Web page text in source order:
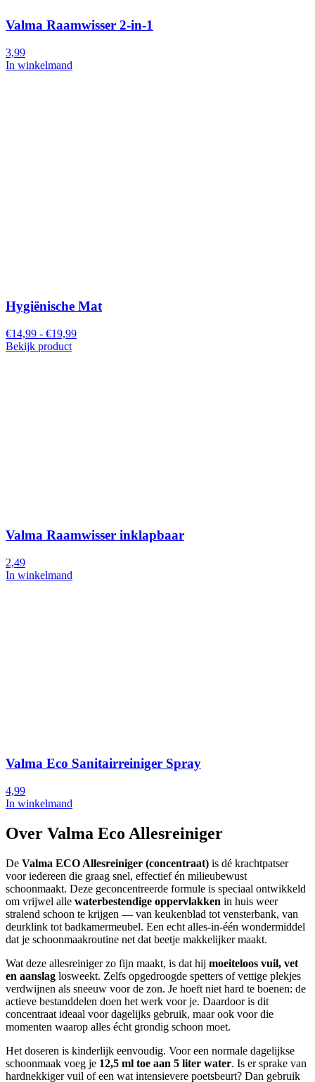
Valma Raamwisser 2-in-1
3,99
In winkelmand
Hygiënische Mat
€14,99 - €19,99
Bekijk product
Valma Raamwisser inklapbaar
2,49
In winkelmand
Valma Eco Sanitairreiniger Spray
4,99
In winkelmand
Over Valma Eco Allesreiniger
De Valma ECO Allesreiniger (concentraat) is dé krachtpatser
voor iedereen die graag snel, effectief én milieubewust
schoonmaakt. Deze geconcentreerde formule is speciaal ontwikkeld
om vrijwel alle waterbestendige oppervlakken in huis weer
stralend schoon te krijgen — van keukenblad tot vensterbank, van
deurklink tot badkamermeubel. Een echt alles-in-één wondermiddel
dat je schoonmaakroutine net dat beetje makkelijker maakt.
Wat deze allesreiniger zo fijn maakt, is dat hij moeiteloos vuil, vet
en aanslag losweekt. Zelfs opgedroogde spetters of vettige plekjes
verdwijnen als sneeuw voor de zon. Je hoeft niet hard te boenen: de
actieve bestanddelen doen het werk voor je. Daardoor is dit
concentraat ideaal voor dagelijks gebruik, maar ook voor die
momenten waarop alles écht grondig schoon moet.
Het doseren is kinderlijk eenvoudig. Voor een normale dagelijkse
schoonmaak voeg je 12,5 ml toe aan 5 liter water. Is er sprake van
hardnekkiger vuil of een wat intensievere poetsbeurt? Dan gebruik